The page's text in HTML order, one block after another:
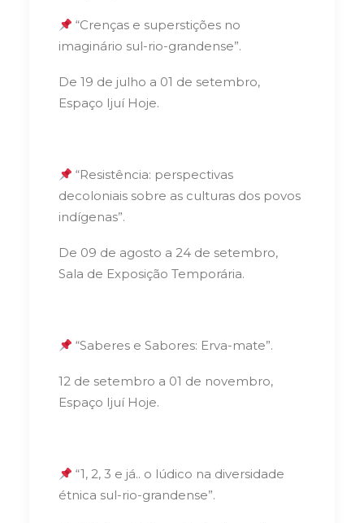
“Crenças e superstições no
imaginário sul-rio-grandense”.
De 19 de julho a 01 de setembro,
Espaço Ijuí Hoje.
“Resistência: perspectivas
decoloniais sobre as culturas dos povos
indígenas”.
De 09 de agosto a 24 de setembro,
Sala de Exposição Temporária.
“Saberes e Sabores: Erva-mate”.
12 de setembro a 01 de novembro,
Espaço Ijuí Hoje.
“1, 2, 3 e já.. o lúdico na diversidade
étnica sul-rio-grandense”.